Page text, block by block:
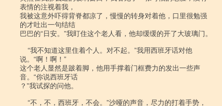
表情的注视着我，
我被这意外吓得背脊都凉了，慢慢的转身对着他，口里很勉强
的才吐出一句结结
巴巴的“日安。”我盯住这个老人看，他却缓缓的开了大玻璃门。
说。“啊！啊！”
这个老人显然是跛着脚，他用手撑着门框费力的发出一些声
音。“你说西班牙话
？”我试探的问他。